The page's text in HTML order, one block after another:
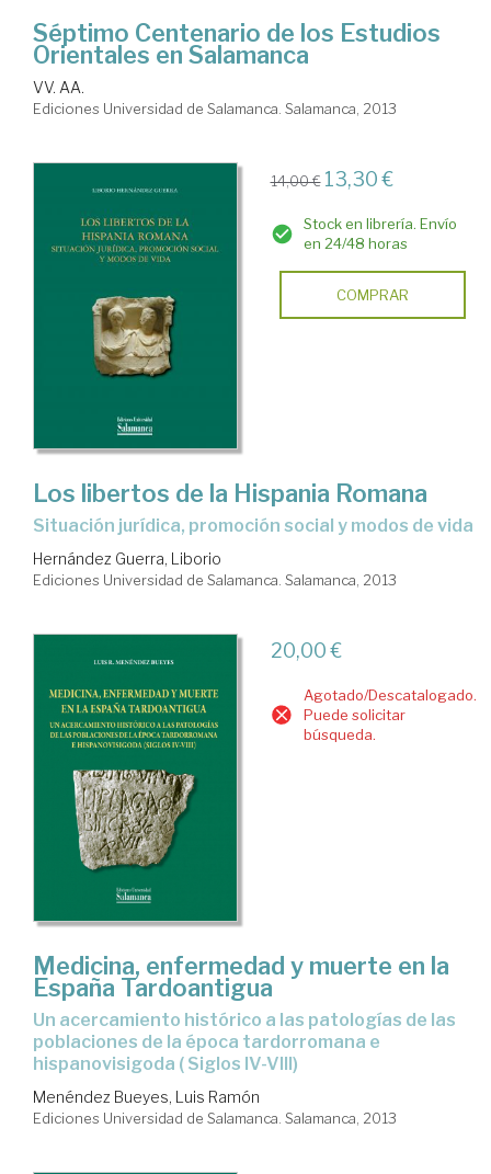
Séptimo Centenario de los Estudios
Orientales en Salamanca
VV. AA.
Ediciones Universidad de Salamanca. Salamanca, 2013
14,00 € 13,30 €
Stock en librería. Envío
en 24/48 horas
COMPRAR
Los libertos de la Hispania Romana
situación jurídica, promoción social y modos de vida
Hernández Guerra, Liborio
Ediciones Universidad de Salamanca. Salamanca, 2013
20,00 €
Agotado/Descatalogado.
Puede solicitar
búsqueda.
Medicina, enfermedad y muerte en la
España Tardoantigua
un acercamiento histórico a las patologías de las
poblaciones de la época tardorromana e
hispanovisigoda ( Siglos IV-VIII)
Menéndez Bueyes, Luis Ramón
Ediciones Universidad de Salamanca. Salamanca, 2013